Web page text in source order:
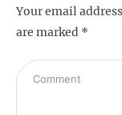
Your email
are marked *